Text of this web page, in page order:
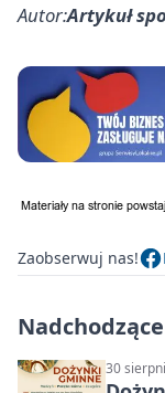
Autor:Artykuł
Zaobserwuj nas!
30